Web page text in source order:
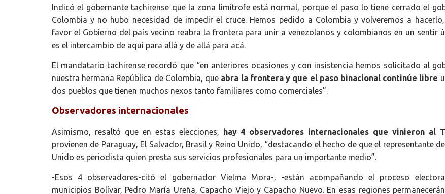
Indicó el gobernante tachirense que la zona limítrofe está normal, porque el paso lo tiene cerrado el
Colombia y no hubo necesidad de impedir el cruce. Hemos pedido a Colombia y volveremos a
favor el Gobierno del país vecino reabra la frontera para unir a venezolanos y colombianos en un sentir
es el intercambio de aquí para allá y de allá para acá.
El mandatario tachirense recordó que “en anteriores ocasiones y con insistencia hemos solicitado al
nuestra hermana República de Colombia, que abra la frontera y que el paso binacional continúe libre
dos pueblos que tienen muchos nexos tanto familiares como comerciales”.
Observadores internacionales
Asimismo, resaltó que en estas elecciones, hay 4 observadores internacionales que vinieron al
provienen de Paraguay, El Salvador, Brasil y Reino Unido, “destacando el hecho de que el representante
Unido es periodista quien presta sus servicios profesionales para un importante medio”.
-Esos 4 observadores-citó el gobernador Vielma Mora-, -están acompañando el proceso
municipios Bolívar, Pedro María Ureña, Capacho Viejo y Capacho Nuevo. En esas regiones